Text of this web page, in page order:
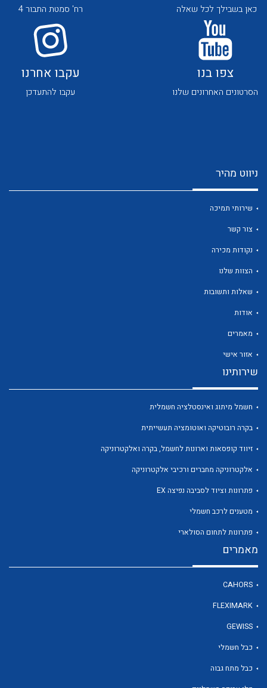
כאן בשבילך לכל שאלה רח' סמטת התבור 4
צפו בנו
הסרטונים האחרונים שלנו
עקבו אחרנו
עקבו להתעדכן
ניווט מהיר
שירותי תמיכה
צור קשר
נקודות מכירה
הצוות שלנו
שאלות ותשובות
אודות
מאמרים
אזור אישי
שירותינו
חשמל מיתוג ואינסטלציה חשמלית
בקרה רובוטיקה ואוטומציה תעשייתית
זיווד קופסאות וארונות לחשמל, בקרה ואלקטרוניקה
אלקטרוניקה מחברים ורכיבי אלקטרוניקה
פתרונות וציוד לסביבה נפיצה EX
מטענים לרכב חשמלי
פתרונות לתחום הסולארי
מאמרים
CAHORS
FLEXIMARK
GEWISS
כבל חשמלי
כבל מתח גבוה